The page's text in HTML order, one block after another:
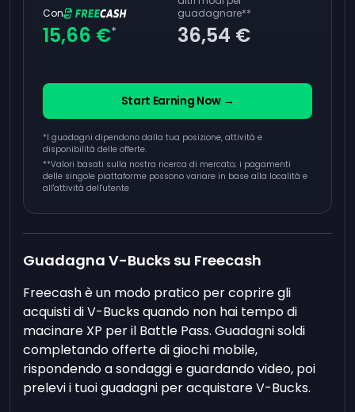
Con
15,66 €*
guadagnare**
36,54 €
Start Earning Now →
*I guadagni dipendono dalla tua posizione, attività e
disponibilità delle offerte.
**Valori basati sulla nostra ricerca di mercato; i pagamenti
delle singole piattaforme possono variare in base alla località e
all'attività dell'utente
Guadagna V-Bucks su Freecash
Freecash è un modo pratico per coprire gli
acquisti di V-Bucks quando non hai tempo di
macinare XP per il Battle Pass. Guadagni soldi
completando offerte di giochi mobile,
rispondendo a sondaggi e guardando video, poi
prelevi i tuoi guadagni per acquistare V-Bucks.